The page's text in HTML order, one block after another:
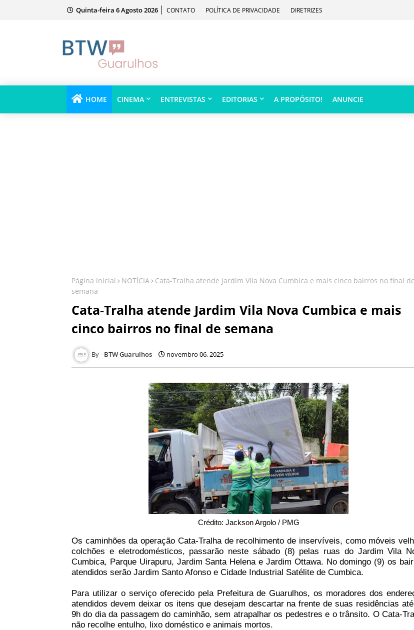
Quinta-feira 6 Agosto 2026 CONTATO POLÍTICA DE PRIVACIDADE DIRETRIZES
HOME CINEMA ENTREVISTAS EDITORIAS A PROPÓSITO! ANUNCIE
Página inicial NOTÍCIA
Cata-Tralha atende Jardim Vila Nova Cumbica e mais cinco bairros no final de
semana
Cata-Tralha atende Jardim Vila Nova Cumbica e mais
cinco bairros no final de semana
BTW Guarulhos novembro 06, 2025
Crédito: Jackson Argolo / PMG
Os caminhões da operação Cata-Tralha de recolhimento de inservíveis, como móveis
colchões e eletrodomésticos, passarão neste sábado (8) pelas ruas do Jardim Vila
Cumbica, Parque Uirapuru, Jardim Santa Helena e Jardim Ottawa. No domingo (9) os
atendidos serão Jardim Santo Afonso e Cidade Industrial Satélite de Cumbica.
Para utilizar o serviço oferecido pela Prefeitura de Guarulhos, os moradores dos
atendidos devem deixar os itens que desejam descartar na frente de suas residências
9h do dia da passagem do caminhão, sem atrapalhar os pedestres e o trânsito. O Cata-
não recolhe entulho, lixo doméstico e animais mortos.